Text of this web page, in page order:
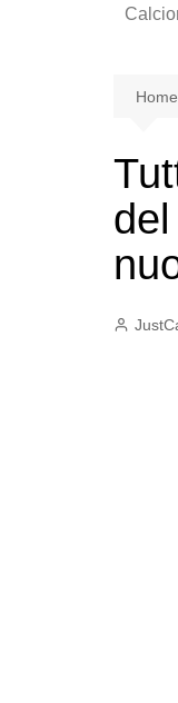
Home